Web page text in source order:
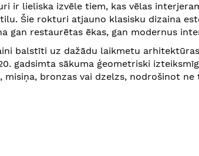
ir lieliska izvēle tiem, kas vēlas
Šie rokturi atjauno klasisku dizaina
gan restaurētas ēkas, gan modernus
balstīti uz dažādu laikmetu
gadsimta sākuma ģeometriski
misiņa, bronzas vai dzelzs, nodrošinot